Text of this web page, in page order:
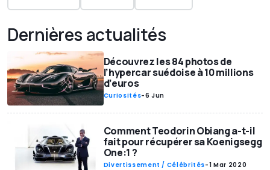
Dernières actualités
Découvrez les 84 photos de
l’hypercar suédoise à 10 millions
d’euros
Curiosités-6 Jun
Comment Teodorin Obiang a-t-il
fait pour récupérer sa Koenigsegg
One:1 ?
Divertissement / Célébrités-1 Mar 2020